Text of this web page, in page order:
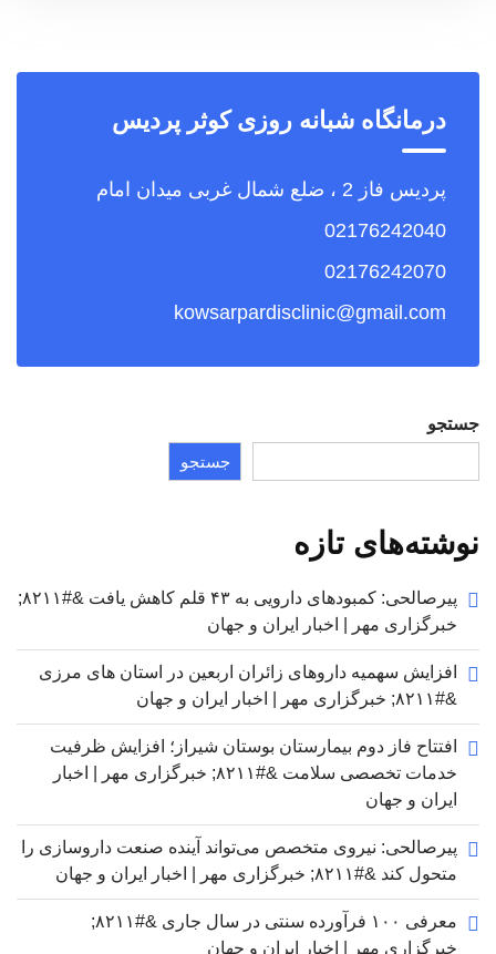
درمانگاه شبانه روزی کوثر پردیس
پردیس فاز 2 ، ضلع شمال غربی میدان امام
02176242040
02176242070
kowsarpardisclinic@gmail.com
جستجو
جستجو
نوشته‌های تازه
پیرصالحی: کمبودهای دارویی به ۴۳ قلم کاهش یافت &#۸۲۱۱;
خبرگزاری مهر | اخبار ایران و جهان
افزایش سهمیه داروهای زائران اربعین در استان های مرزی
&#۸۲۱۱; خبرگزاری مهر | اخبار ایران و جهان
افتتاح فاز دوم بیمارستان بوستان شیراز؛ افزایش ظرفیت
خدمات تخصصی سلامت &#۸۲۱۱; خبرگزاری مهر | اخبار
ایران و جهان
پیرصالحی: نیروی متخصص می‌تواند آینده صنعت داروسازی را
متحول کند &#۸۲۱۱; خبرگزاری مهر | اخبار ایران و جهان
معرفی ۱۰۰ فرآورده سنتی در سال جاری &#۸۲۱۱;
خبرگزاری مهر | اخبار ایران و جهان